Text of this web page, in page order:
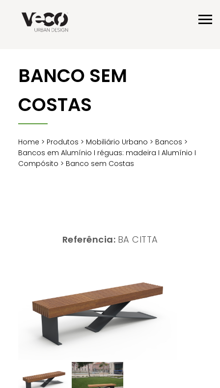
BANCO SEM
COSTAS
Home > Produtos > Mobiliário Urbano > Bancos >
Bancos em Alumínio I réguas: madeira I Alumínio I
Compósito > Banco sem Costas
Referência: BA CITTA